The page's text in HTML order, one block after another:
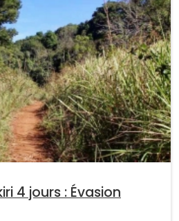
4 jours : Évasion